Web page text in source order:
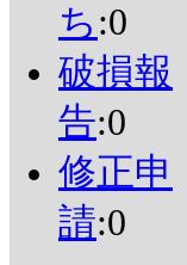
ち :0
破損報
告:0
修正申
請:0